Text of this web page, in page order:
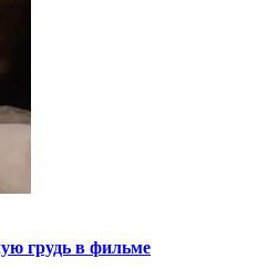
грудь в фильме